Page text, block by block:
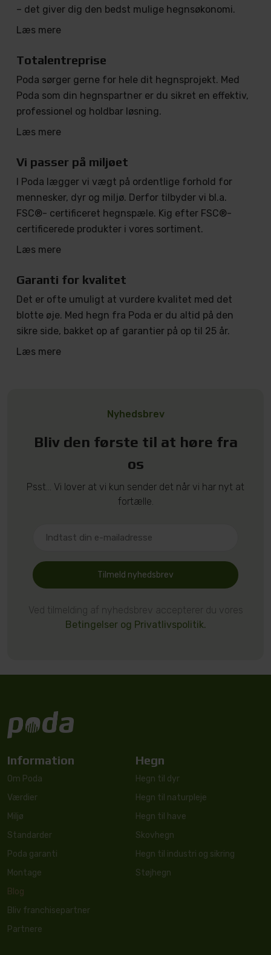
– det giver dig den bedst mulige hegnsøkonomi.
Læs mere
Totalentreprise
Poda sørger gerne for hele dit hegnsprojekt. Med
Poda som din hegnspartner er du sikret en effektiv,
professionel og holdbar løsning.
Læs mere
Vi passer på miljøet
I Poda lægger vi vægt på ordentlige forhold for
mennesker, dyr og miljø. Derfor tilbyder vi bl.a.
FSC®- certificeret hegnspæle. Kig efter FSC®-
certificerede produkter i vores sortiment.
Læs mere
Garanti for kvalitet
Det er ofte umuligt at vurdere kvalitet med det
blotte øje. Med hegn fra Poda er du altid på den
sikre side, bakket op af garantier på op til 25 år.
Læs mere
Nyhedsbrev
Bliv den første til at høre fra
os
Psst... Vi lover at vi kun sender det når vi har nyt at
fortælle.
Tilmeld nyhedsbrev
Ved tilmelding af nyhedsbrev accepterer du vores
Betingelser og Privatlivspolitik.
Information
Om Poda
Værdier
Miljø
Standarder
Poda garanti
Montage
Blog
Bliv franchisepartner
Partnere
Hegn
Hegn til dyr
Hegn til naturpleje
Hegn til have
Skovhegn
Hegn til industri og sikring
Støjhegn